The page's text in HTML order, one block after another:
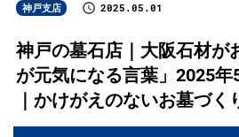
神戸支店 2025.05.01
神戸の墓石店｜大阪石材が
が元気になる言葉」2025
｜かけがえのないお墓づく